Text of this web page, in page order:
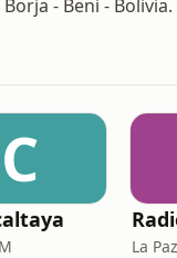
- Beni - Bolivia.
La